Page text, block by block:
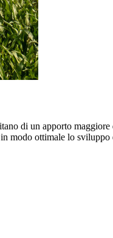
di un apporto
modo ottimale lo